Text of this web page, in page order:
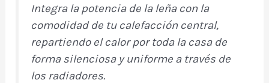
Integra la potencia de la leña con la
comodidad de tu calefacción central,
repartiendo el calor por toda la casa de
forma silenciosa y uniforme a través de
los radiadores.